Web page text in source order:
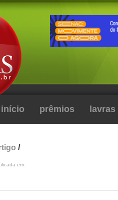
início prêmios lavras
/
em: